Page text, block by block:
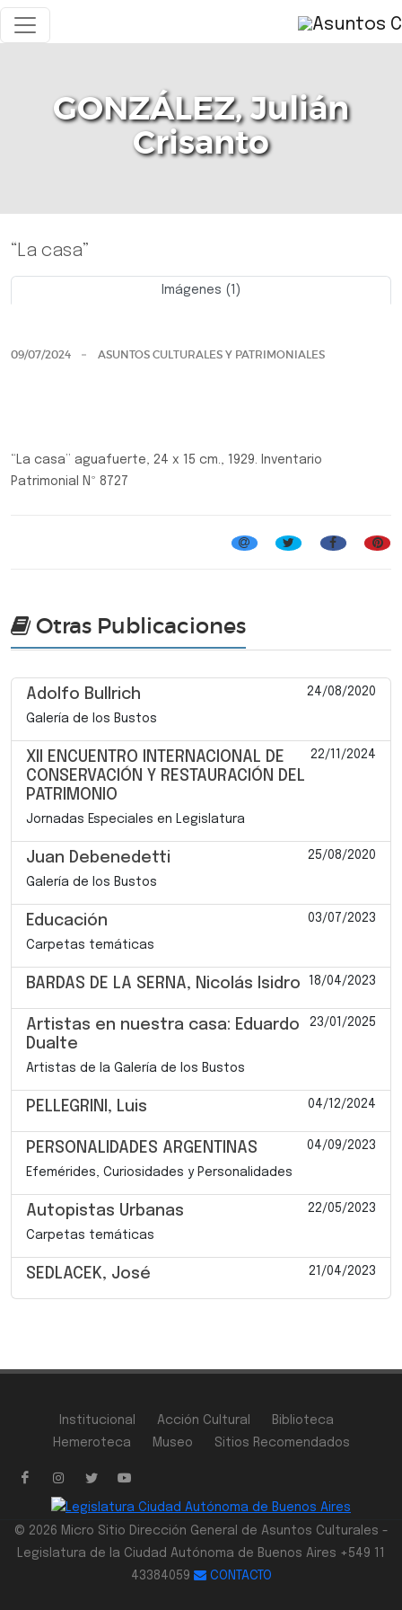
GONZÁLEZ, Julián
Crisanto
“La casa”
Imágenes (1)
09/07/2024 ASUNTOS CULTURALES Y PATRIMONIALES
“La casa” aguafuerte, 24 x 15 cm., 1929. Inventario
Patrimonial Nº 8727
Otras Publicaciones
Adolfo Bullrich 24/08/2020
Galería de los Bustos
XII ENCUENTRO INTERNACIONAL DE
CONSERVACIÓN Y RESTAURACIÓN DEL
PATRIMONIO
22/11/2024
Jornadas Especiales en Legislatura
Juan Debenedetti 25/08/2020
Galería de los Bustos
Educación 03/07/2023
Carpetas temáticas
BARDAS DE LA SERNA, Nicolás Isidro 18/04/2023
Artistas en nuestra casa: Eduardo
Dualte
23/01/2025
Artistas de la Galería de los Bustos
PELLEGRINI, Luis 04/12/2024
PERSONALIDADES ARGENTINAS 04/09/2023
Efemérides, Curiosidades y Personalidades
Autopistas Urbanas 22/05/2023
Carpetas temáticas
SEDLACEK, José 21/04/2023
Institucional Acción Cultural
Biblioteca
Hemeroteca
Museo Sitios Recomendados
© 2026 Micro Sitio Dirección General de Asuntos Culturales -
Legislatura de la Ciudad Autónoma de Buenos Aires +549 11
43384059
CONTACTO